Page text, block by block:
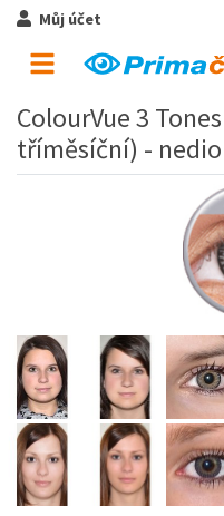
Můj účet
ColourVue 3
tříměsíční) -